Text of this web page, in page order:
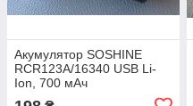
Акумулятор SOSHINE
RCR123A/16340 USB Li-
Ion, 700 мАч